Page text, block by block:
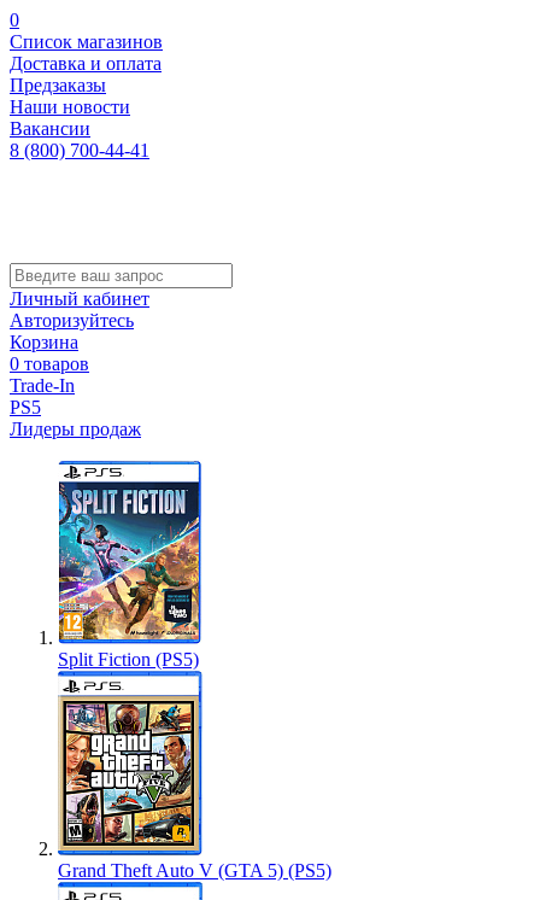
0
Список магазинов
Доставка и оплата
Предзаказы
Наши новости
Вакансии
8 (800) 700-44-41
Личный кабинет
Авторизуйтесь
Корзина
0 товаров
Trade-In
PS5
Лидеры продаж
Split Fiction (PS5)
Grand Theft Auto V (GTA 5) (PS5)